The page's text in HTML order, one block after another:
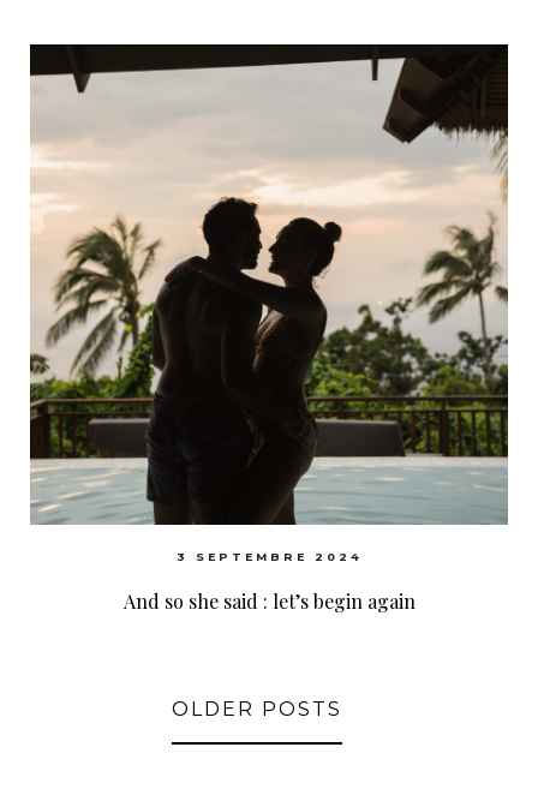
3 SEPTEMBRE 2024
And so she said : let’s begin again
OLDER POSTS